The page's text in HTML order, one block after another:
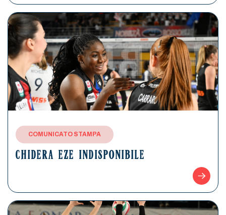
COMUNICATO STAMPA
CHIDERA EZE INDISPONIBILE